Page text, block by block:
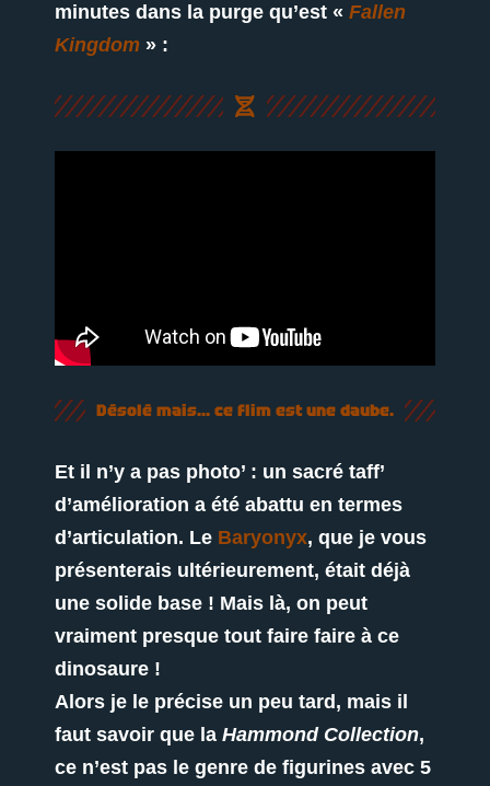
minutes dans la purge qu’est « Fallen
Kingdom » :
Désolé mais... ce flim est une daube.
Et il n’y a pas photo’ : un sacré taff’
d’amélioration a été abattu en termes
d’articulation. Le Baryonyx, que je vous
présenterais ultérieurement, était déjà
une solide base ! Mais là, on peut
vraiment presque tout faire faire à ce
dinosaure !
Alors je le précise un peu tard, mais il
faut savoir que la Hammond Collection,
ce n’est pas le genre de figurines avec 5